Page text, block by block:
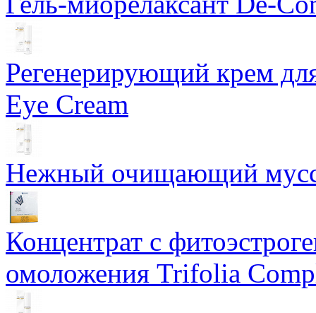
Регенерирующий крем
Eye Cream
Нежный очищающий мусс
Концентрат с
омоложения Trifolia